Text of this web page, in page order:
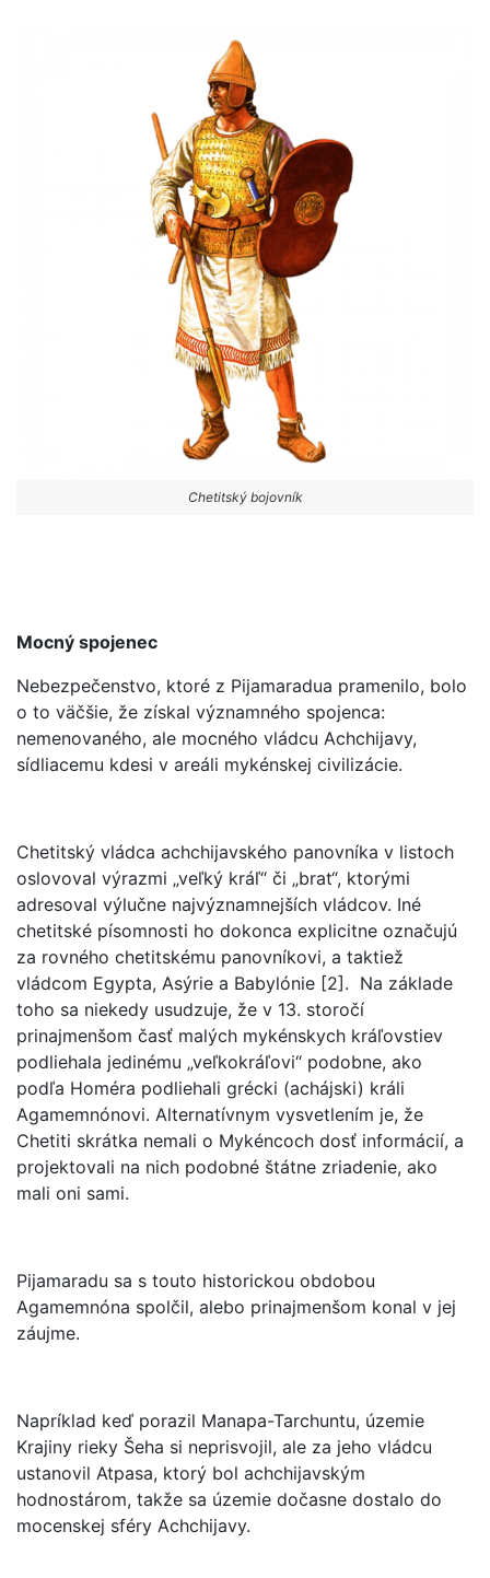
Chetitský bojovník
Mocný spojenec
Nebezpečenstvo, ktoré z Pijamaradua pramenilo, bolo
o to väčšie, že získal významného spojenca:
nemenovaného, ale mocného vládcu Achchijavy,
sídliacemu kdesi v areáli mykénskej civilizácie.
Chetitský vládca achchijavského panovníka v listoch
oslovoval výrazmi „veľký kráľ“ či „brat“, ktorými
adresoval výlučne najvýznamnejších vládcov. Iné
chetitské písomnosti ho dokonca explicitne označujú
za rovného chetitskému panovníkovi, a taktiež
vládcom Egypta, Asýrie a Babylónie [2]. Na základe
toho sa niekedy usudzuje, že v 13. storočí
prinajmenšom časť malých mykénskych kráľovstiev
podliehala jedinému „veľkokráľovi“ podobne, ako
podľa Homéra podliehali grécki (achájski) králi
Agamemnónovi. Alternatívnym vysvetlením je, že
Chetiti skrátka nemali o Mykéncoch dosť informácií, a
projektovali na nich podobné štátne zriadenie, ako
mali oni sami.
Pijamaradu sa s touto historickou obdobou
Agamemnóna spolčil, alebo prinajmenšom konal v jej
záujme.
Napríklad keď porazil Manapa-Tarchuntu, územie
Krajiny rieky Šeha si neprisvojil, ale za jeho vládcu
ustanovil Atpasa, ktorý bol achchijavským
hodnostárom, takže sa územie dočasne dostalo do
mocenskej sféry Achchijavy.